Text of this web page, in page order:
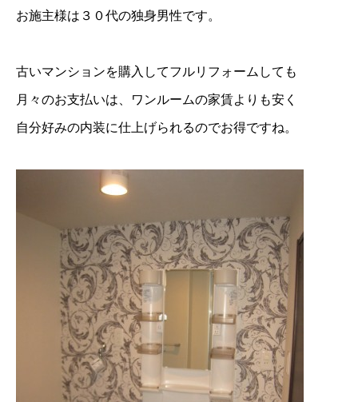
お施主様は３０代の独身男性です。
古いマンションを購入してフルリフォームしても
月々のお支払いは、ワンルームの家賃よりも安く
自分好みの内装に仕上げられるのでお得ですね。